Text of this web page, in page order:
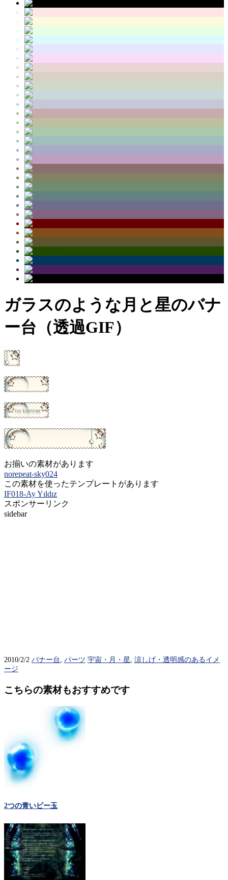
ガラスのような月と星のバナ
ー台（透過GIF）
お揃いの素材があります
norepeat-sky024
この素材を使ったテンプレートがあります
IF018-Ay Yıldız
スポンサーリンク
sidebar
2010/2/2 バナー台 パーツ 宇宙・月・星 涼しげ・透明感のあるイメ
ージ
こちらの素材もおすすめです
2つの青いビー玉